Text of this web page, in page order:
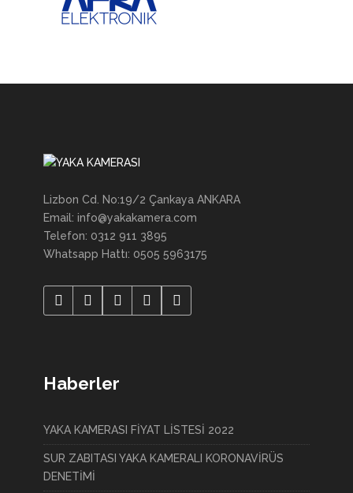
Lizbon Cd. No:19/2 Çankaya ANKARA
Email: info@yakakamera.com
Telefon: 0312 911 3895
Whatsapp Hattı: 0505 5963175
Haberler
YAKA KAMERASI FİYAT LİSTESİ 2022
SUR ZABITASI YAKA KAMERALI KORONAVİRÜS
DENETİMİ